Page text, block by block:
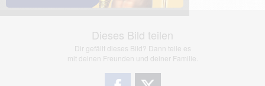
Dieses Bild teilen
Dir gefällt dieses Bild? Dann teile es
mit deinen Freunden und deiner Familie.